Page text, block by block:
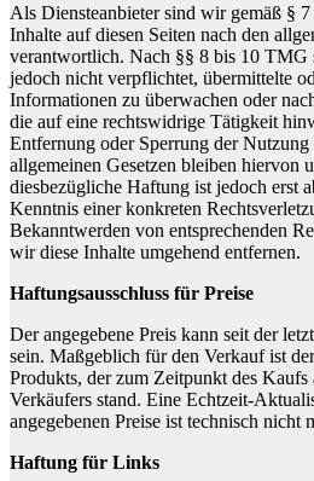
Als Diensteanbieter sind wir gemäß §
Inhalte auf diesen Seiten nach den
verantwortlich. Nach §§ 8 bis 10 TMG
jedoch nicht verpflichtet, übermittelte
Informationen zu überwachen oder
die auf eine rechtswidrige Tätigkeit
Entfernung oder Sperrung der
allgemeinen Gesetzen bleiben hiervon
diesbezügliche Haftung ist jedoch erst
Kenntnis einer konkreten
Bekanntwerden von entsprechenden
wir diese Inhalte umgehend entfernen.
Haftungsausschluss für Preise
Der angegebene Preis kann seit der
sein. Maßgeblich für den Verkauf ist
Produkts, der zum Zeitpunkt des Kaufs
Verkäufers stand. Eine Echtzeit-
angegebenen Preise ist technisch nicht
Haftung für Links